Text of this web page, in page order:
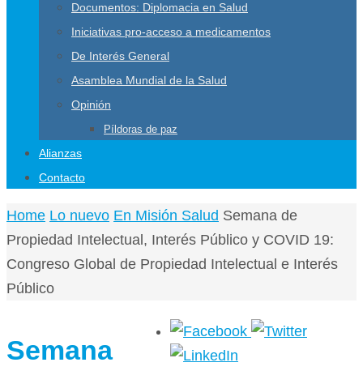
Documentos: Diplomacia en Salud
Iniciativas pro-acceso a medicamentos
De Interés General
Asamblea Mundial de la Salud
Opinión
Píldoras de paz
Alianzas
Contacto
Home Lo nuevo En Misión Salud Semana de
Propiedad Intelectual, Interés Público y COVID 19:
Congreso Global de Propiedad Intelectual e Interés
Público
Semana